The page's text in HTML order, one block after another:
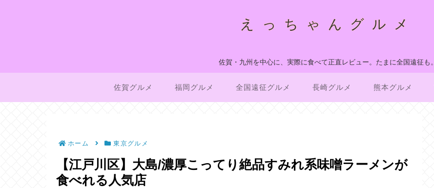
えっちゃんグルメ
佐賀・九州を中心に、実際に食べて正直レビュー。たまに全国遠征も。
佐賀グルメ 福岡グルメ 全国遠征グルメ 長崎グルメ 熊本グルメ
ホーム 東京グルメ
【江戸川区】大島/濃厚こってり絶品すみれ系味噌ラーメンが
食べれる人気店